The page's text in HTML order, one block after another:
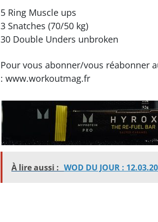
5 Ring Muscle ups
3 Snatches (70/50 kg)
30 Double Unders unbroken
Pour vous abonner/vous réabonner
: www.workoutmag.fr
À lire aussi : WOD DU JOUR :